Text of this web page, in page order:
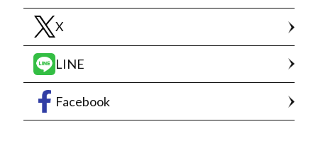
X
LINE
Facebook